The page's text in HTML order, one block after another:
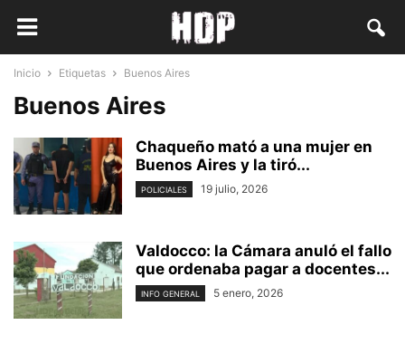
Inicio Etiquetas Buenos Aires
Buenos Aires
Chaqueño mató a una mujer en
Buenos Aires y la tiró...
POLICIALES 19 julio, 2026
Valdocco: la Cámara anuló el fallo
que ordenaba pagar a docentes...
INFO GENERAL 5 enero, 2026